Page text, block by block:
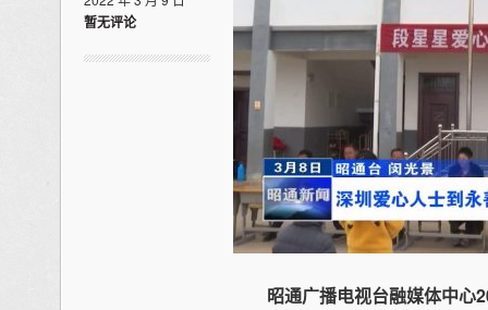
暂无评论
昭通广播电视台融媒体中心